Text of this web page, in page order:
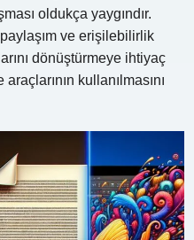
oldukça yaygındır.
ve erişilebilirlik
dönüştürmeye ihtiyaç
kullanılmasını